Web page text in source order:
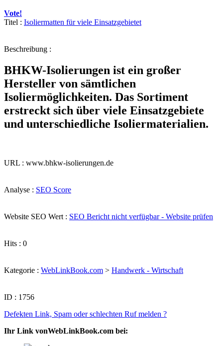
Vote!
Titel : Isoliermatten für viele Einsatzgebietet
Beschreibung :
BHKW-Isolierungen ist ein großer
Hersteller von sämtlichen
Isoliermöglichkeiten. Das Sortiment
erstreckt sich über viele Einsatzgebiete
und unterschiedliche Isoliermaterialien.
URL : www.bhkw-isolierungen.de
Analyse : SEO Score
Website SEO Wert : SEO Bericht nicht verfügbar - Website prüfen
Hits : 0
Kategorie : WebLinkBook.com > Handwerk - Wirtschaft
ID : 1756
Defekten Link, Spam oder schlechten Ruf melden ?
Ihr Link vonWebLinkBook.com bei: